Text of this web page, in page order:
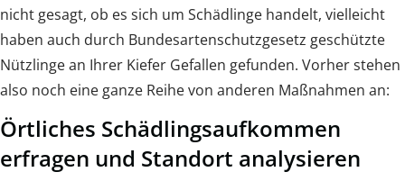
nicht gesagt, ob es sich um Schädlinge handelt, vielleicht
haben auch durch Bundesartenschutzgesetz geschützte
Nützlinge an Ihrer Kiefer Gefallen gefunden. Vorher stehen
also noch eine ganze Reihe von anderen Maßnahmen an:
Örtliches Schädlingsaufkommen
erfragen und Standort analysieren